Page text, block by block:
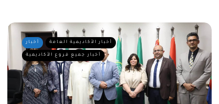
أخبار أخبار الأكاديمية العامة
أخبار جميع فروع الأكاديمية